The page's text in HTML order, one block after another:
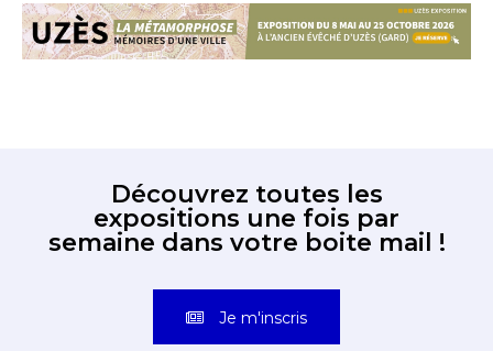
Découvrez toutes les
expositions une fois par
semaine dans votre boite mail !
Je m'inscris